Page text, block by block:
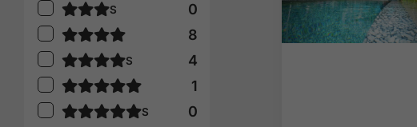
S
0
8
S
4
1
S 0